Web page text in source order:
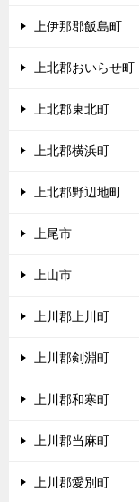
上伊那郡飯島町
上北郡おいらせ町
上北郡東北町
上北郡横浜町
上北郡野辺地町
上尾市
上山市
上川郡上川町
上川郡剣淵町
上川郡和寒町
上川郡当麻町
上川郡愛別町